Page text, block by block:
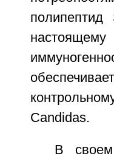
Candidas.
В своем